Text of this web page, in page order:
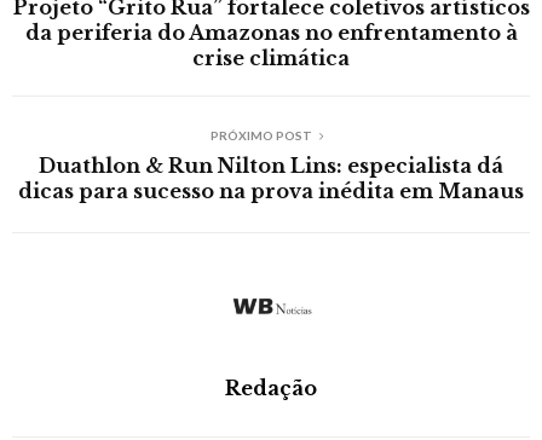
Projeto “Grito Rua” fortalece coletivos artísticos
da periferia do Amazonas no enfrentamento à
crise climática
PRÓXIMO POST
Duathlon & Run Nilton Lins: especialista dá
dicas para sucesso na prova inédita em Manaus
Redação